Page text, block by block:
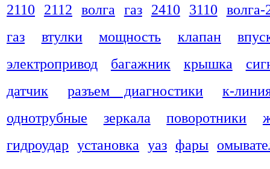
2110
2112 волга газ 2410 3110 волга-
газ
втулки мощность клапан
электропривод
багажник крышка
датчик
разъем диагностики
к-
однотрубные
зеркала поворотники
гидроудар установка уаз фары